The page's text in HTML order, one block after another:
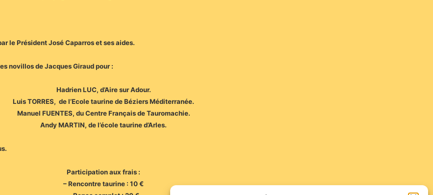
le Président José Caparros et ses aides.
novillos de Jacques Giraud pour :
Hadrien LUC, d’Aire sur Adour.
Luis TORRES, de l’Ecole taurine de Béziers Méditerranée.
Manuel FUENTES, du Centre Français de Tauromachie.
Andy MARTIN, de l’école taurine d’Arles.
Participation aux frais :
– Rencontre taurine : 10 €